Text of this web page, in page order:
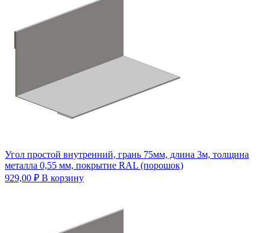
Угол простой внутренний, грань 75мм, длина 3м, толщина
металла 0,55 мм, покрытие RAL (порошок)
929,00 ₽ В корзину